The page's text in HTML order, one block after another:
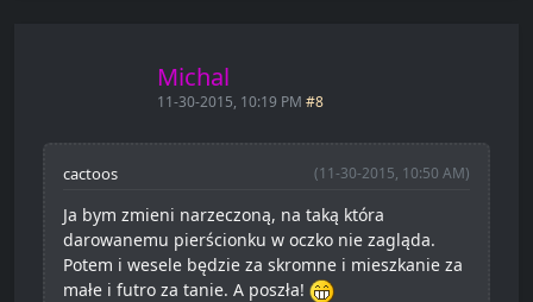
Michal
11-30-2015, 10:19 PM #8
(11-30-2015, 10:50 AM)
cactoos
Ja bym zmieni narzeczoną, na taką która
darowanemu pierścionku w oczko nie zagląda.
Potem i wesele będzie za skromne i mieszkanie za
małe i futro za tanie. A poszła!